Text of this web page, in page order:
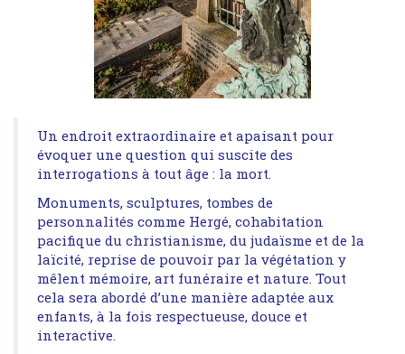
Un endroit extraordinaire et apaisant pour
évoquer une question qui suscite des
interrogations à tout âge : la mort.
Monuments, sculptures, tombes de
personnalités comme Hergé, cohabitation
pacifique du christianisme, du judaïsme et de la
laïcité, reprise de pouvoir par la végétation y
mêlent mémoire, art funéraire et nature. Tout
cela sera abordé d’une manière adaptée aux
enfants, à la fois respectueuse, douce et
interactive.